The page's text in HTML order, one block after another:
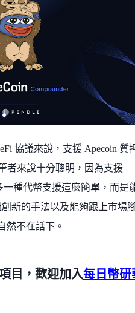
協議來說，支援 Apecoin 質
者來說十分聰明，因為支援
一種代幣支援這麼簡單，而是
新的手法以及能夠跟上市場
然不在話下。
目，歡迎加入每日幣研